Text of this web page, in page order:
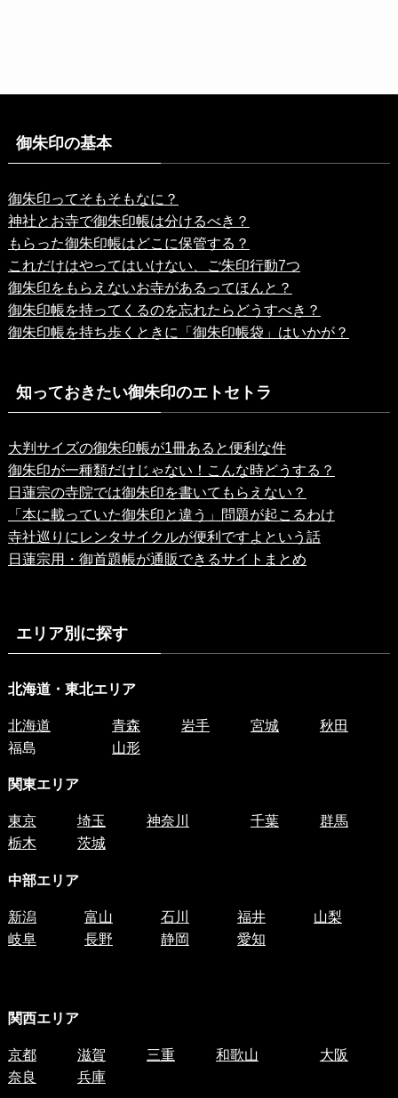
御朱印の基本
御朱印ってそもそもなに？
神社とお寺で御朱印帳は分けるべき？
もらった御朱印帳はどこに保管する？
これだけはやってはいけない、ご朱印行動7つ
御朱印をもらえないお寺があるってほんと？
御朱印帳を持ってくるのを忘れたらどうすべき？
御朱印帳を持ち歩くときに「御朱印帳袋」はいかが？
知っておきたい御朱印のエトセトラ
大判サイズの御朱印帳が1冊あると便利な件
御朱印が一種類だけじゃない！こんな時どうする？
日蓮宗の寺院では御朱印を書いてもらえない？
「本に載っていた御朱印と違う」問題が起こるわけ
寺社巡りにレンタサイクルが便利ですよという話
日蓮宗用・御首題帳が通販できるサイトまとめ
エリア別に探す
北海道・東北エリア
北海道 青森 岩手 宮城
秋田
福島
山形
関東エリア
東京 埼玉 神奈川 千葉
群馬
栃木
茨城
中部エリア
新潟 富山 石川 福井
山梨
岐阜
長野 静岡 愛知
関西エリア
京都 滋賀 三重 和歌山
大阪
奈良
兵庫